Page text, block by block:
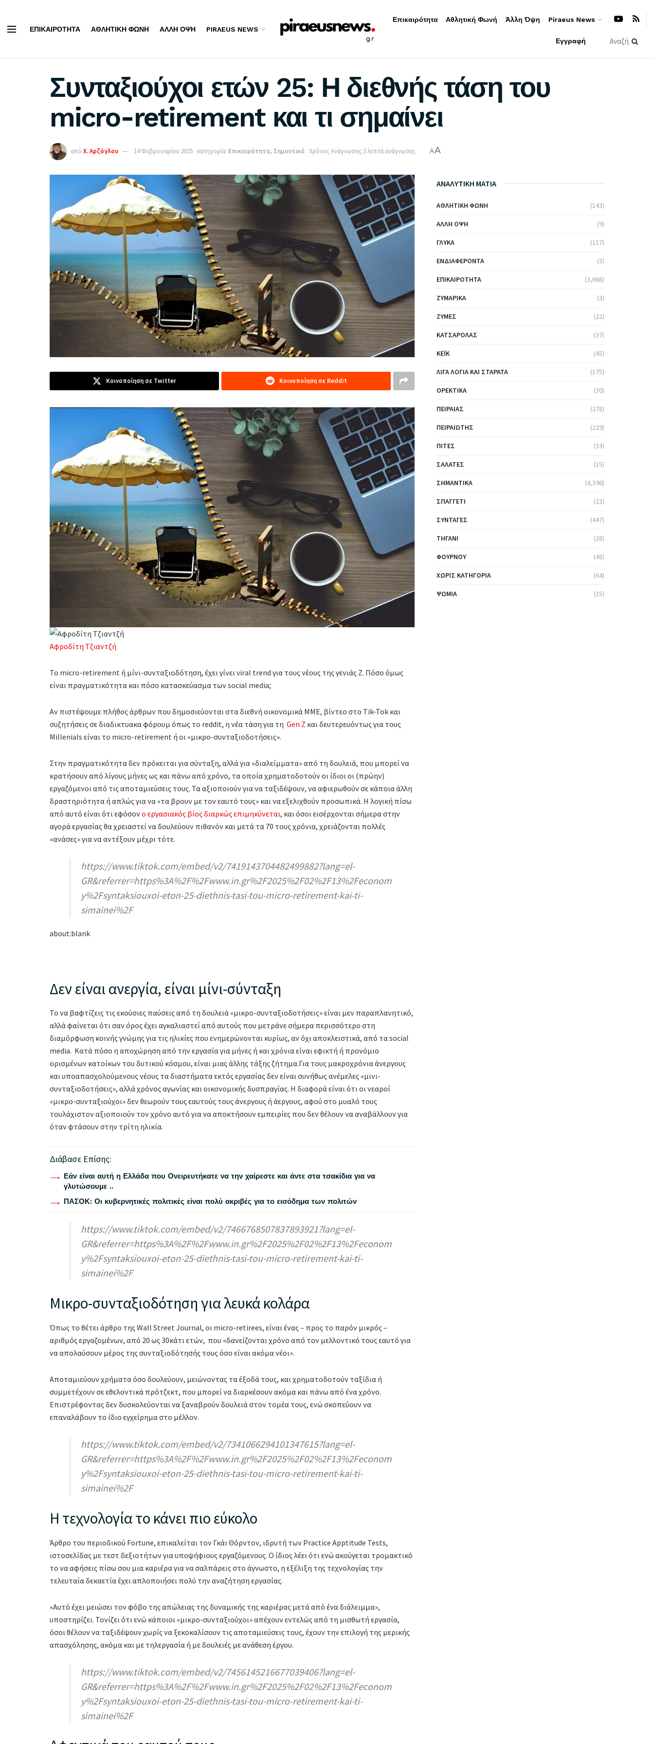
ΕΠΙΚΑΙΡΌΤΗΤΑ ΑΘΛΗΤΙΚΉ ΦΩΝΉ ΆΛΛΗ ΌΨΗ PIRAEUS NEWS
Επικαιρότητα Αθλητική Φωνή Άλλη Όψη Piraeus News
Εγγραφή
Συνταξιούχοι ετών 25: Η διεθνής τάση του
micro-retirement και τι σημαίνει
από Χ. Αρζόγλου 14 Φεβρουαρίου 2025 κατηγορία: Επικαιρότητα, Σημαντικά Χρόνος Ανάγνωσης:3 λεπτά ανάγνωσης AA
Κοινοποίηση σε Twitter Κοινοποίηση σε Reddit
Αφροδίτη Τζιαντζή
Το micro-retirement ή μίνι-συνταξιοδότηση, έχει γίνει viral trend για τους νέους της γενιάς Ζ. Πόσο όμως
είναι πραγματικότητα και πόσο κατασκεύασμα των social media;
Αν πιστέψουμε πλήθος άρθρων που δημοσιεύονται στα διεθνή οικονομικά ΜΜΕ, βίντεο στο Tik-Tok και
συζητήσεις σε διαδικτυακα φόρουμ όπως το reddit, η νέα τάση για τη Gen Ζ και δευτερευόντως για τους
Millenials είναι το micro-retirement ή οι «μικρο-συνταξιοδοτήσεις».
Στην πραγματικότητα δεν πρόκειται για σύνταξη, αλλά για «διαλείμματα» από τη δουλειά, που μπορεί να
κρατήσουν από λίγους μήνες ως και πάνω από χρόνο, τα οποία χρηματοδοτούν οι ίδιοι οι (πρώην)
εργαζόμενοι από τις αποταμιεύσεις τους. Τα αξιοποιούν για να ταξιδέψουν, να αφιερωθούν σε κάποια άλλη
δραστηριότητα ή απλώς για να «τα βρουν με τον εαυτό τους» και να εξελιχθούν προσωπικά. Η λογική πίσω
από αυτό είναι ότι εφόσονο εργασιακός βίος διαρκώς επιμηκύνεται, και όσοι εισέρχονται σήμερα στην
αγορά εργασίας θα χρειαστεί να δουλεύουν πιθανόν και μετά τα 70 τους χρόνια, χρειάζονται πολλές
«ανάσες» για να αντέξουν μέχρι τότε.
https://www.tiktok.com/embed/v2/7419143704482499882?lang=el-
GR&referrer=https%3A%2F%2Fwww.in.gr%2F2025%2F02%2F13%2Feconom
y%2Fsyntaksiouxoi-eton-25-diethnis-tasi-tou-micro-retirement-kai-ti-
simainei%2F
about:blank
Δεν είναι ανεργία, είναι μίνι-σύνταξη
Το να βαφτίζεις τις εκούσιες παύσεις από τη δουλειά «μικρο-συνταξιοδοτήσεις» είναι μεν παραπλανητικό,
αλλά φαίνεται ότι σαν όρος έχει αγκαλιαστεί από αυτούς που μετράνε σήμερα περισσότερο στη
διαμόρφωση κοινής γνώμης για τις ηλικίες που ενημερώνονται κυρίως, αν όχι αποκλειστικά, από τα social
media. Κατά πόσο η αποχώρηση από την εργασία για μήνες ή και χρόνια είναι εφικτή ή προνόμιο
ορισμένων κατοίκων του δυτικού κόσμου, είναι μιας άλλης τάξης ζήτημα.Για τους μακροχρόνια άνεργους
και υποαπασχολούμενους νέους τα διαστήματα εκτός εργασίας δεν είναι συνήθως ανέμελες «μινι-
συνταξιοδοτήσεις», αλλά χρόνος αγωνίας και οικονομικής δυσπραγίας. Η διαφορά είναι ότι οι νεαροί
«μικρο-συνταξιούχοι» δεν θεωρούν τους εαυτούς τους άνεργους ή άεργους, αφού στο μυαλό τους
τουλάχιστον αξιοποιούν τον χρόνο αυτό για να αποκτήσουν εμπειρίες που δεν θέλουν να αναβάλλουν για
όταν φτάσουν στην τρίτη ηλικία.
Διάβασε Επίσης:
Εάν είναι αυτή η Ελλάδα που Ονειρευτήκατε να την χαίρεστε και άντε στα τσακίδια για να
γλυτώσουμε ..
ΠΑΣΟΚ: Οι κυβερνητικές πολιτικές είναι πολύ ακριβές για το εισόδημα των πολιτών
https://www.tiktok.com/embed/v2/7466768507837893921?lang=el-
GR&referrer=https%3A%2F%2Fwww.in.gr%2F2025%2F02%2F13%2Feconom
y%2Fsyntaksiouxoi-eton-25-diethnis-tasi-tou-micro-retirement-kai-ti-
simainei%2F
Μικρο-συνταξιοδότηση για λευκά κολάρα
Όπως το θέτει άρθρο της Wall Street Journal, οι micro-retirees, είναι ένας – προς το παρόν μικρός –
αριθμός εργαζομένων, από 20 ως 30κάτι ετών, που «δανείζονται χρόνο από τον μελλοντικό τους εαυτό για
να απολαύσουν μέρος της συνταξιοδότησής τους όσο είναι ακόμα νέοι».
Αποταμιεύουν χρήματα όσο δουλεύουν, μειώνοντας τα έξοδά τους, και χρηματοδοτούν ταξίδια ή
συμμετέχουν σε εθελοντικά πρότζεκτ, που μπορεί να διαρκέσουν ακόμα και πάνω από ένα χρόνο.
Επιστρέφοντας δεν δυσκολεύονται να ξαναβρούν δουλειά στον τομέα τους, ενώ σκοπεύουν να
επαναλάβουν το ίδιο εγχείρημα στο μέλλον.
https://www.tiktok.com/embed/v2/7341066294101347615?lang=el-
GR&referrer=https%3A%2F%2Fwww.in.gr%2F2025%2F02%2F13%2Feconom
y%2Fsyntaksiouxoi-eton-25-diethnis-tasi-tou-micro-retirement-kai-ti-
simainei%2F
Η τεχνολογία το κάνει πιο εύκολο
Άρθρο του περιοδικού Fortune, επικαλείται τον Γκάι Θόρντον, ιδρυτή των Practice Apptitude Tests,
ιστοσελίδας με τεστ δεξιοτήτων για υποψήφιους εργαζόμενους. Ο ίδιος λέει ότι ενώ ακούγεται τρομακτικό
το να αφήσεις πίσω σου μια καριέρα για να σαλπάρεις στο άγνωστο, η εξέλιξη της τεχνολογίας την
τελευταία δεκαετία έχει απλοποιήσει πολύ την αναζήτηση εργασίας.
«Αυτό έχει μειώσει τον φόβο της απώλειας της δυναμικής της καριέρας μετά από ένα διάλειμμα»,
υποστηρίζει. Τονίζει ότι ενώ κάποιοι «μικρο-συνταξιούχοι» απέχουν εντελώς από τη μισθωτή εργασία,
όσοι θέλουν να ταξιδέψουν χωρίς να ξεκοκαλίσουν τις αποταμιεύσεις τους, έχουν την επιλογή της μερικής
απασχόλησης, ακόμα και με τηλεργασία ή με δουλειές με ανάθεση έργου.
https://www.tiktok.com/embed/v2/7456145216677039406?lang=el-
GR&referrer=https%3A%2F%2Fwww.in.gr%2F2025%2F02%2F13%2Feconom
y%2Fsyntaksiouxoi-eton-25-diethnis-tasi-tou-micro-retirement-kai-ti-
simainei%2F
ΑΝΑΛΥΤΙΚΗ ΜΑΤΙΑ
ΑΘΛΗΤΙΚΉ ΦΩΝΉ (143)
ΆΛΛΗ ΌΨΗ (9)
ΓΛΥΚΆ (117)
ΕΝΔΙΑΦΈΡΟΝΤΑ (3)
ΕΠΙΚΑΙΡΌΤΗΤΑ (3,668)
ΖΥΜΑΡΙΚΆ (3)
ΖΎΜΕΣ (22)
ΚΑΤΣΑΡΌΛΑΣ (37)
ΚΈΙΚ (45)
ΛΊΓΑ ΛΌΓΙΑ ΚΑΙ ΣΤΑΡΆΤΑ (175)
ΟΡΕΚΤΙΚΆ (30)
ΠΕΙΡΑΙΆΣ (278)
ΠΕΙΡΑΙΏΤΗΣ (229)
ΠΊΤΕΣ (33)
ΣΑΛΆΤΕΣ (15)
ΣΗΜΑΝΤΙΚΆ (4,396)
ΣΠΑΓΓΈΤΙ (23)
ΣΥΝΤΑΓΈΣ (447)
ΤΗΓΆΝΙ (28)
ΦΟΎΡΝΟΥ (48)
ΧΩΡΊΣ ΚΑΤΗΓΟΡΊΑ (64)
ΨΩΜΙΆ (15)